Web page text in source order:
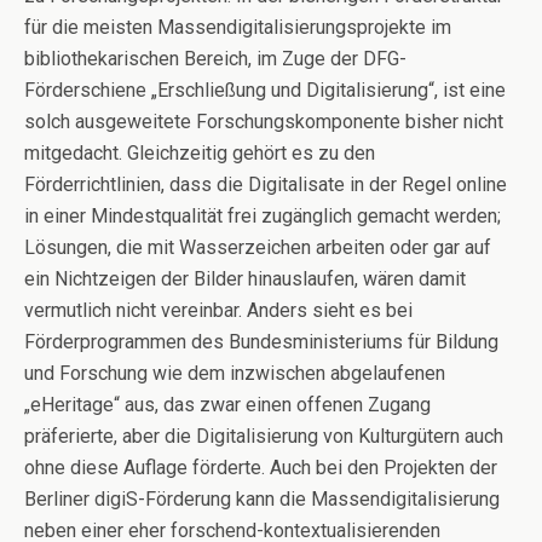
für die meisten Massendigitalisierungsprojekte im
bibliothekarischen Bereich, im Zuge der DFG-
Förderschiene „Erschließung und Digitalisierung“, ist eine
solch ausgeweitete Forschungskomponente bisher nicht
mitgedacht. Gleichzeitig gehört es zu den
Förderrichtlinien, dass die Digitalisate in der Regel online
in einer Mindestqualität frei zugänglich gemacht werden;
Lösungen, die mit Wasserzeichen arbeiten oder gar auf
ein Nichtzeigen der Bilder hinauslaufen, wären damit
vermutlich nicht vereinbar. Anders sieht es bei
Förderprogrammen des Bundesministeriums für Bildung
und Forschung wie dem inzwischen abgelaufenen
„eHeritage“ aus, das zwar einen offenen Zugang
präferierte, aber die Digitalisierung von Kulturgütern auch
ohne diese Auflage förderte. Auch bei den Projekten der
Berliner digiS-Förderung kann die Massendigitalisierung
neben einer eher forschend-kontextualisierenden